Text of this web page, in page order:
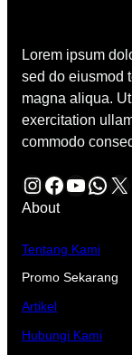
Lorem ipsum
sed do eiusmod
magna aliqua.
exercitation
commodo
Instagram Facebook YouTube WhatsApp X
About
Tentang Kami
Promo Sekarang
Artikel
Hubungi Kami